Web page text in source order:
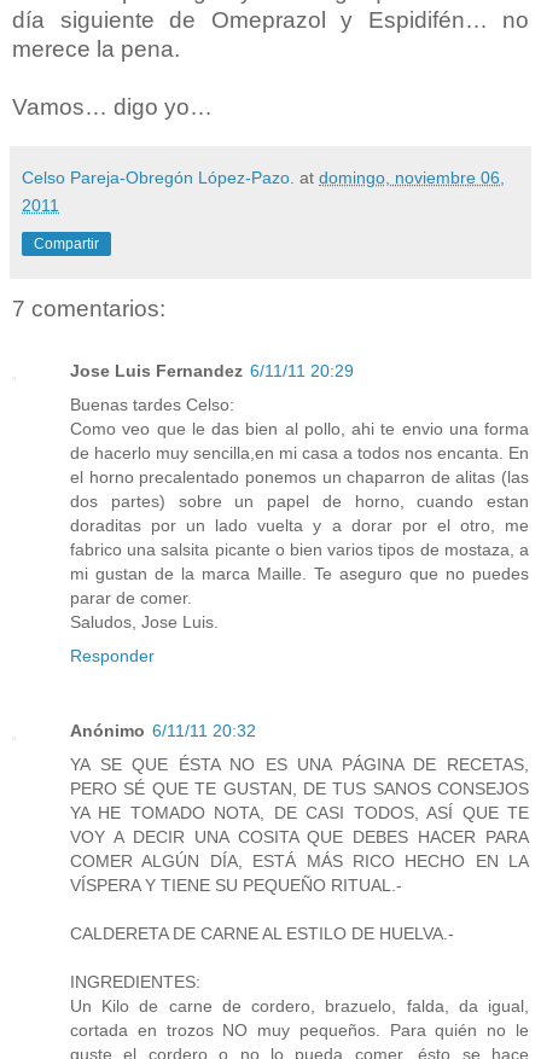
día siguiente de Omeprazol y Espidifén… no
merece la pena.
Vamos… digo yo…
Celso Pareja-Obregón López-Pazo. at domingo, noviembre 06,
2011
Compartir
7 comentarios:
Jose Luis Fernandez 6/11/11 20:29
Buenas tardes Celso:
Como veo que le das bien al pollo, ahi te envio una forma
de hacerlo muy sencilla,en mi casa a todos nos encanta. En
el horno precalentado ponemos un chaparron de alitas (las
dos partes) sobre un papel de horno, cuando estan
doraditas por un lado vuelta y a dorar por el otro, me
fabrico una salsita picante o bien varios tipos de mostaza, a
mi gustan de la marca Maille. Te aseguro que no puedes
parar de comer.
Saludos, Jose Luis.
Responder
Anónimo 6/11/11 20:32
YA SE QUE ÉSTA NO ES UNA PÁGINA DE RECETAS,
PERO SÉ QUE TE GUSTAN, DE TUS SANOS CONSEJOS
YA HE TOMADO NOTA, DE CASI TODOS, ASÍ QUE TE
VOY A DECIR UNA COSITA QUE DEBES HACER PARA
COMER ALGÚN DÍA, ESTÁ MÁS RICO HECHO EN LA
VÍSPERA Y TIENE SU PEQUEÑO RITUAL.-
CALDERETA DE CARNE AL ESTILO DE HUELVA.-
INGREDIENTES:
Un Kilo de carne de cordero, brazuelo, falda, da igual,
cortada en trozos NO muy pequeños. Para quién no le
guste el cordero o no lo pueda comer, ésto se hace